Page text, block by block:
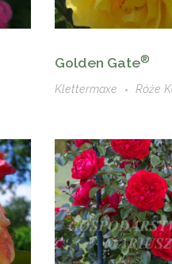
Golden Gate®
Klettermaxe Róże